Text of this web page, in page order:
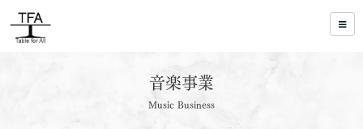
音楽事業
Music Business